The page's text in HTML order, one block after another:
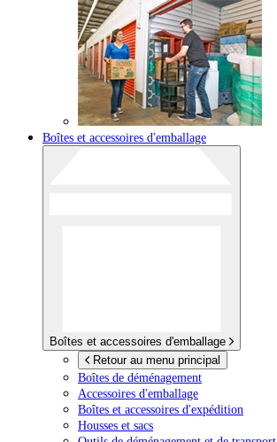
Boîtes et accessoires d'emballage
Boîtes et accessoires d'emballage
Retour au menu principal
Boîtes de déménagement
Accessoires d'emballage
Boîtes et accessoires d'expédition
Housses et sacs